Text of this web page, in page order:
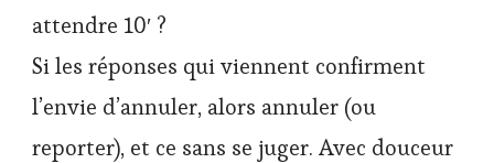
attendre 10′ ?
Si les réponses qui viennent confirment
l’envie d’annuler, alors annuler (ou
reporter), et ce sans se juger. Avec douceur